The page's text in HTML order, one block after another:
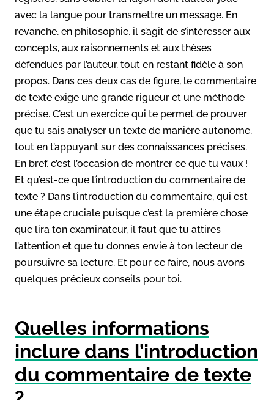
avec la langue pour transmettre un message. En
revanche, en philosophie, il s’agit de s’intéresser aux
concepts, aux raisonnements et aux thèses
défendues par l’auteur, tout en restant fidèle à son
propos. Dans ces deux cas de figure, le commentaire
de texte exige une grande rigueur et une méthode
précise. C’est un exercice qui te permet de prouver
que tu sais analyser un texte de manière autonome,
tout en t’appuyant sur des connaissances précises.
En bref, c’est l’occasion de montrer ce que tu vaux !
Et qu’est-ce que l’introduction du commentaire de
texte ? Dans l’introduction du commentaire, qui est
une étape cruciale puisque c’est la première chose
que lira ton examinateur, il faut que tu attires
l’attention et que tu donnes envie à ton lecteur de
poursuivre sa lecture. Et pour ce faire, nous avons
quelques précieux conseils pour toi.
Quelles informations
inclure dans l’introduction
du commentaire de texte